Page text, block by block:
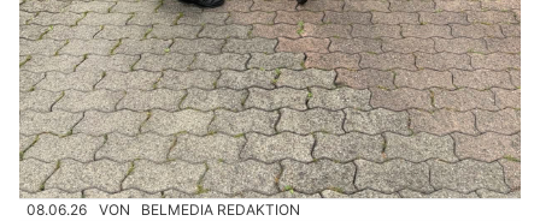
08.06.26 VON BELMEDIA REDAKTION